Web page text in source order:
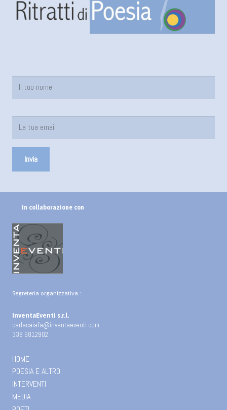
In collaborazione con
Segreteria organizzativa :
InventaEventi s.r.l.
carlacaiafa@inventaeventi.com
338 6812902
HOME
POESIA E ALTRO
INTERVENTI
MEDIA